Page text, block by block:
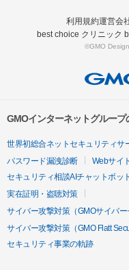
利用規約運営会
best choice クリニック
©GMO
GMOインターネットグルー
世界初総合ネットセキュリティサ
パスワード漏洩診断
Webサイ
セキュリティ相談AIチャットボット
実在証明・盗聴対策
サイバー攻撃対策（GMOサイバー
サイバー攻撃対策（GMO Flatt
セキュリティ事業の軌跡